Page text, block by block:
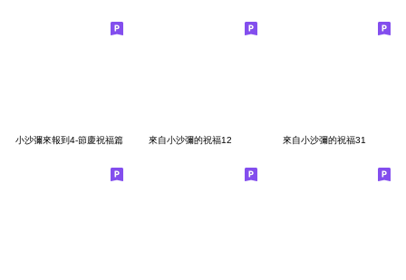
小沙彌來報到4-節慶祝福篇 來自小沙彌的祝福12 來自小沙彌的祝福31